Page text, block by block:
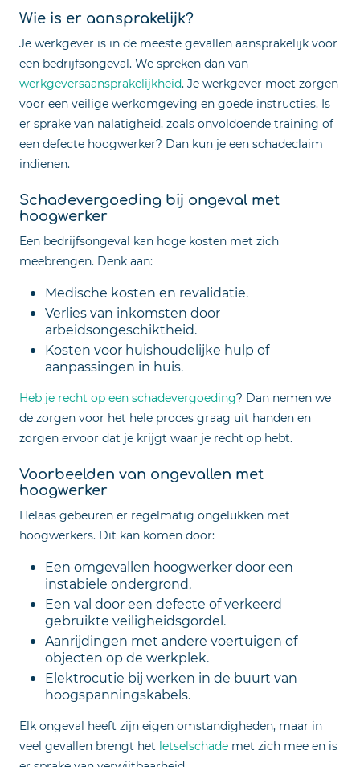
Wie is er aansprakelijk?
Je werkgever is in de meeste gevallen aansprakelijk voor
een bedrijfsongeval. We spreken dan van
werkgeversaansprakelijkheid. Je werkgever moet zorgen
voor een veilige werkomgeving en goede instructies. Is
er sprake van nalatigheid, zoals onvoldoende training of
een defecte hoogwerker? Dan kun je een schadeclaim
indienen.
Schadevergoeding bij ongeval met
hoogwerker
Een bedrijfsongeval kan hoge kosten met zich
meebrengen. Denk aan:
Medische kosten en revalidatie.
Verlies van inkomsten door
arbeidsongeschiktheid.
Kosten voor huishoudelijke hulp of
aanpassingen in huis.
Heb je recht op een schadevergoeding? Dan nemen we
de zorgen voor het hele proces graag uit handen en
zorgen ervoor dat je krijgt waar je recht op hebt.
Voorbeelden van ongevallen met
hoogwerker
Helaas gebeuren er regelmatig ongelukken met
hoogwerkers. Dit kan komen door:
Een omgevallen hoogwerker door een
instabiele ondergrond.
Een val door een defecte of verkeerd
gebruikte veiligheidsgordel.
Aanrijdingen met andere voertuigen of
objecten op de werkplek.
Elektrocutie bij werken in de buurt van
hoogspanningskabels.
Elk ongeval heeft zijn eigen omstandigheden, maar in
veel gevallen brengt het letselschade met zich mee en is